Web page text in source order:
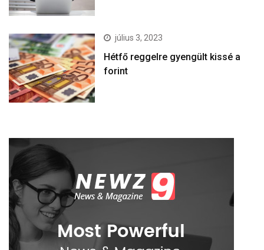
július 3, 2023
Hétfő reggelre gyengült kissé a
forint